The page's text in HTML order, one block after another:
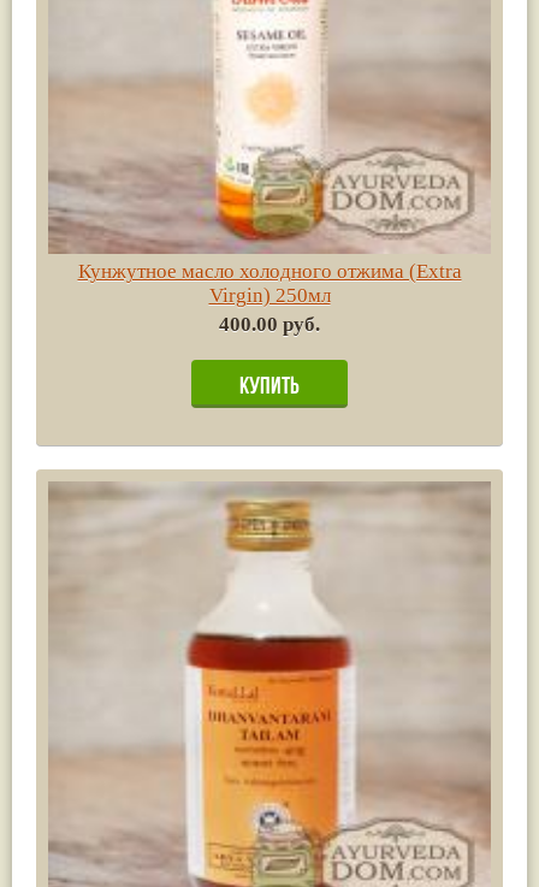
Кунжутное масло холодного отжима (Extra
Virgin) 250мл
400.00 руб.